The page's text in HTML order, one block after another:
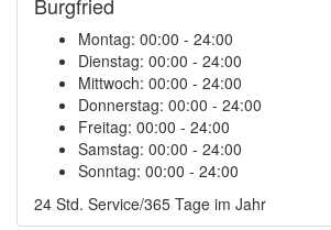
Montag: 00:00 - 24:00
Dienstag: 00:00 - 24:00
Mittwoch: 00:00 - 24:00
Donnerstag: 00:00 - 24:00
Freitag: 00:00 - 24:00
Samstag: 00:00 - 24:00
Sonntag: 00:00 - 24:00
24 Std. Service/365 Tage im Jahr